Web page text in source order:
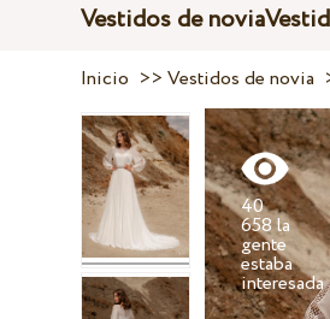
Vestidos de novia
Inicio >>Vestidos de novia
40
658 la
gente
estaba
interesada